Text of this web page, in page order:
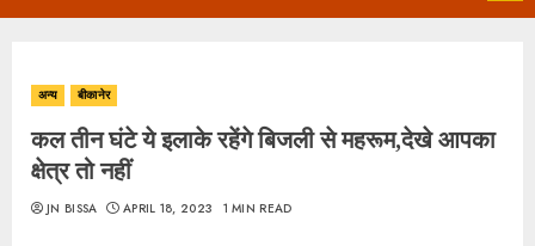
Menu
अन्य बीकानेर
कल तीन घंटे ये इलाके रहेंगे बिजली से महरूम,देखे आपका
क्षेत्र तो नहीं
JN BISSA APRIL 18, 2023 1 MIN READ